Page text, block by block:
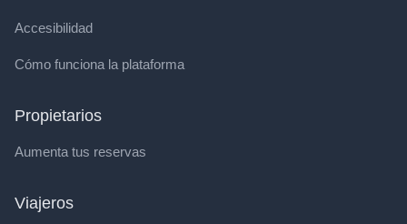
Accesibilidad
Cómo funciona la plataforma
Propietarios
Aumenta tus reservas
Viajeros